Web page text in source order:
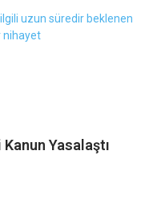
Yasalaştı